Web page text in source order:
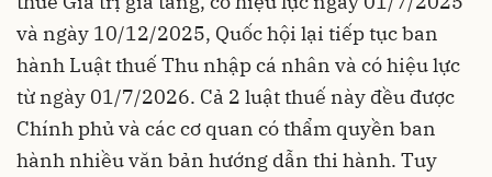
và ngày 10/12/2025, Quốc hội lại tiếp tục ban
hành Luật thuế Thu nhập cá nhân và có hiệu lực
từ ngày 01/7/2026. Cả 2 luật thuế này đều được
Chính phủ và các cơ quan có thẩm quyền ban
hành nhiều văn bản hướng dẫn thi hành. Tuy